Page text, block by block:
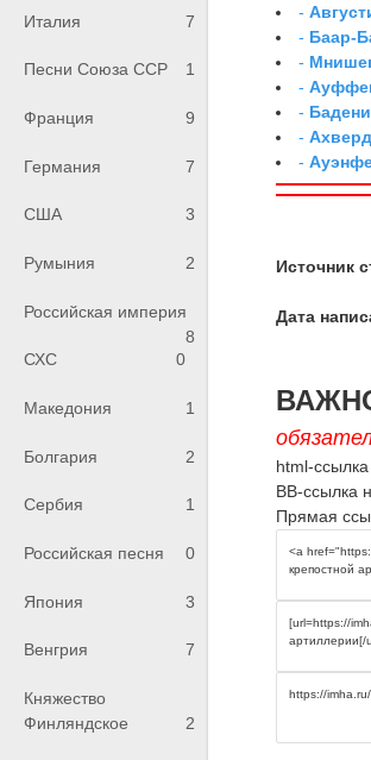
Италия 7
Песни Союза ССР 1
Франция 9
Германия 7
США 3
Румыния 2
Российская империя
8
СХС
0
Македония 1
Болгария 2
Сербия 1
Российская песня 0
Япония 3
Венгрия 7
Княжество
Финляндское
2
-
- Баар-
-
-
-
-
-
Источник
Дата
html-
BB-ссылка
Прямая